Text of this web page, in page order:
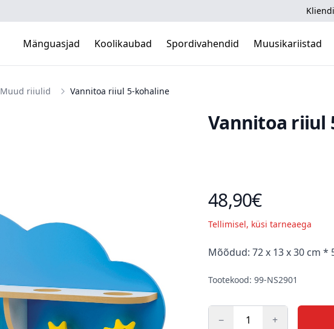
Mänguasjad Koolikaubad Spordivahendid Muusikariistad
Muud riiulid Vannitoa riiul 5-kohaline
Vannitoa riiul
Toote hind
48,90€
Tellimisel, küsi tarneaega
Kirjeldus
Mõõdud: 72 x 13 x 30 cm
Tootekood: 99-NS2901
− +